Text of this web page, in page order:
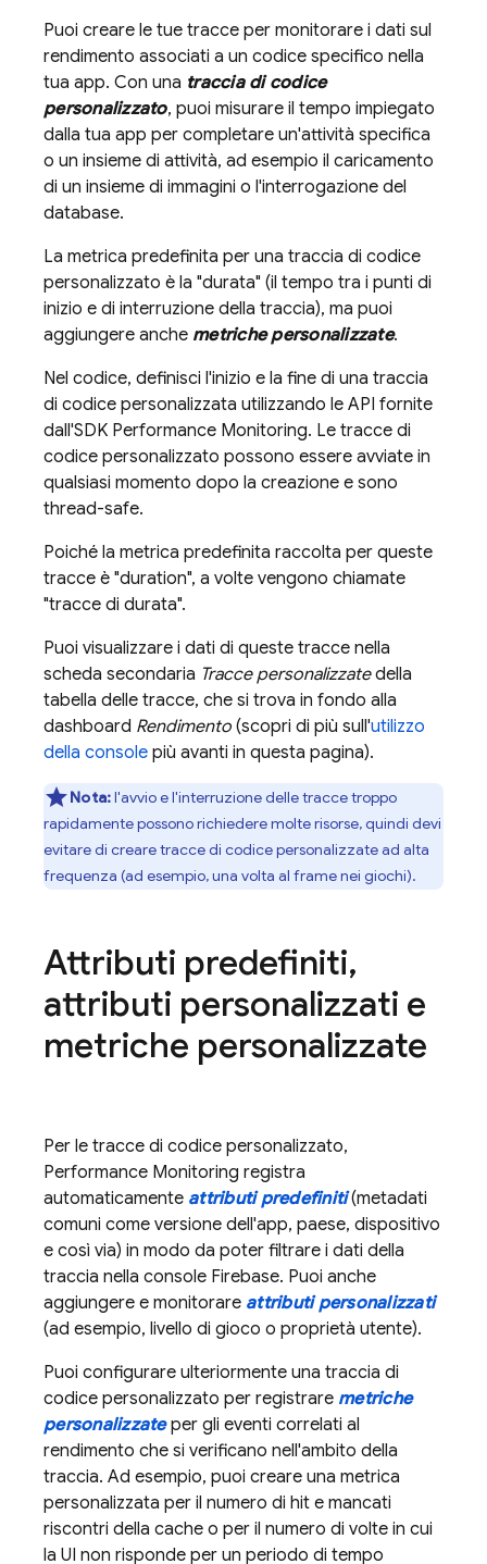
Puoi creare le tue tracce per monitorare i dati sul
rendimento associati a un codice specifico nella
tua app. Con una traccia di codice
personalizzato, puoi misurare il tempo impiegato
dalla tua app per completare un'attività specifica
o un insieme di attività, ad esempio il caricamento
di un insieme di immagini o l'interrogazione del
database.
La metrica predefinita per una traccia di codice
personalizzato è la "durata" (il tempo tra i punti di
inizio e di interruzione della traccia), ma puoi
aggiungere anche metriche personalizzate.
Nel codice, definisci l'inizio e la fine di una traccia
di codice personalizzata utilizzando le API fornite
dall'SDK Performance Monitoring. Le tracce di
codice personalizzato possono essere avviate in
qualsiasi momento dopo la creazione e sono
thread-safe.
Poiché la metrica predefinita raccolta per queste
tracce è "duration", a volte vengono chiamate
"tracce di durata".
Puoi visualizzare i dati di queste tracce nella
scheda secondaria Tracce personalizzatedella
tabella delle tracce, che si trova in fondo alla
dashboard Rendimento (scopri di più sull'utilizzo
della console più avanti in questa pagina).
Nota:l'avvio e l'interruzione delle tracce troppo
rapidamente possono richiedere molte risorse, quindi devi
evitare di creare tracce di codice personalizzate ad alta
frequenza (ad esempio, una volta al frame nei giochi).
Attributi predefiniti,
attributi personalizzati e
metriche personalizzate
Per le tracce di codice personalizzato,
Performance Monitoring registra
automaticamente attributi predefiniti(metadati
comuni come versione dell'app, paese, dispositivo
e così via) in modo da poter filtrare i dati della
traccia nella console Firebase. Puoi anche
aggiungere e monitorare attributi personalizzati
(ad esempio, livello di gioco o proprietà utente).
Puoi configurare ulteriormente una traccia di
codice personalizzato per registrare metriche
personalizzateper gli eventi correlati al
rendimento che si verificano nell'ambito della
traccia. Ad esempio, puoi creare una metrica
personalizzata per il numero di hit e mancati
riscontri della cache o per il numero di volte in cui
la UI non risponde per un periodo di tempo